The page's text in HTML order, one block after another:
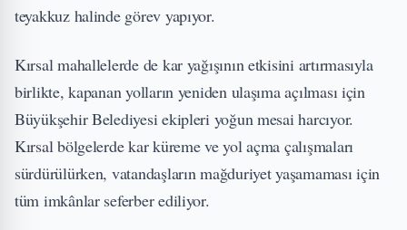
teyakkuz halinde görev yapıyor.
Kırsal mahallelerde de kar yağışının etkisini artırmasıyla
birlikte, kapanan yolların yeniden ulaşıma açılması için
Büyükşehir Belediyesi ekipleri yoğun mesai harcıyor.
Kırsal bölgelerde kar küreme ve yol açma çalışmaları
sürdürülürken, vatandaşların mağduriyet yaşamaması için
tüm imkânlar seferber ediliyor.